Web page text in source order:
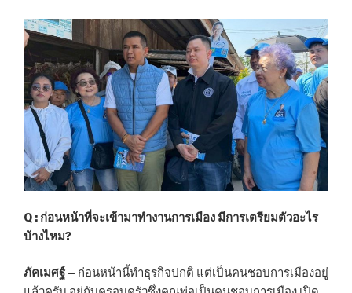
Q : ก่อนหน้าที่จะเข้ามาทำงานการเมือง มีการเตรียมตัวอะไร
บ้างไหม?
ภัคเมศฐ์ – ก่อนหน้านี้ทำธุรกิจปกติ แต่เป็นคนชอบการเมืองอยู่